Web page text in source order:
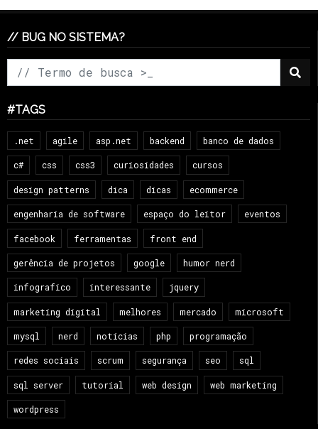
// BUG NO SISTEMA?
#TAGS
.net agile asp.net backend banco de dados
c# css css3 curiosidades cursos
design patterns dica dicas ecommerce
engenharia de software espaço do leitor eventos
facebook ferramentas front end
gerência de projetos google humor nerd
infografico interessante jquery
marketing digital melhores mercado microsoft
mysql nerd notícias php programação
redes sociais scrum segurança seo sql
sql server tutorial web design web marketing
wordpress